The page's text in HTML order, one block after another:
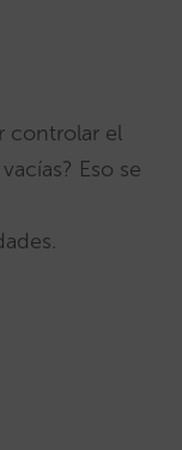
controlar el
Eso se